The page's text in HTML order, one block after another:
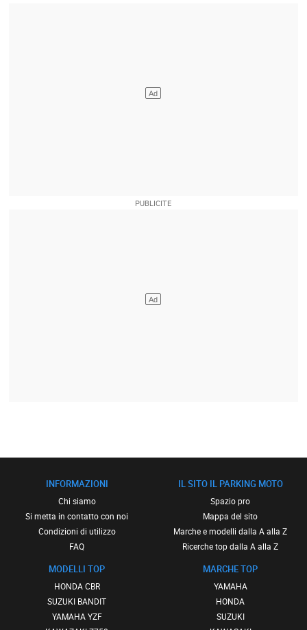
INFORMAZIONI
Chi siamo
Si metta in contatto con noi
Condizioni di utilizzo
FAQ
MODELLI TOP
HONDA CBR
SUZUKI BANDIT
YAMAHA YZF
IL SITO IL PARKING MOTO
Spazio pro
Mappa del sito
Marche e modelli dalla A alla Z
Ricerche top dalla A alla Z
MARCHE TOP
YAMAHA
HONDA
SUZUKI